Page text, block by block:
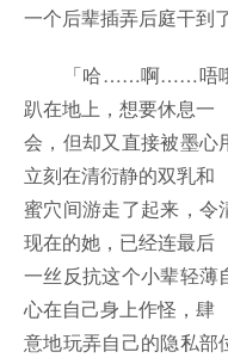
一个后辈插弄后庭干到
「哈……啊……唔哦
趴在地上，想要休息一
会，但却又直接被墨心
立刻在清衍静的双乳和
蜜穴间游走了起来，令
现在的她，已经连最后
一丝反抗这个小辈轻薄
心在自己身上作怪，肆
意地玩弄自己的隐私部